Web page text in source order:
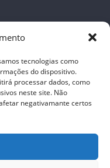
tecnologias como
do dispositivo.
processar dados, como
neste site. Não
negativamante certos